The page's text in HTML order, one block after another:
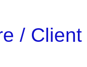
/